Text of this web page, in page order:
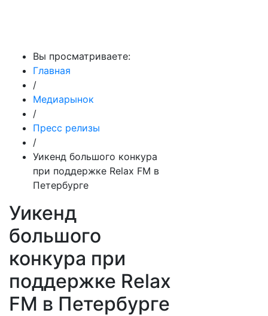
Вы просматриваете:
Главная
/
Медиарынок
/
Пресс релизы
/
Уикенд большого конкура
при поддержке Relax FM в
Петербурге
Уикенд
большого
конкура при
поддержке Relax
FM в Петербурге